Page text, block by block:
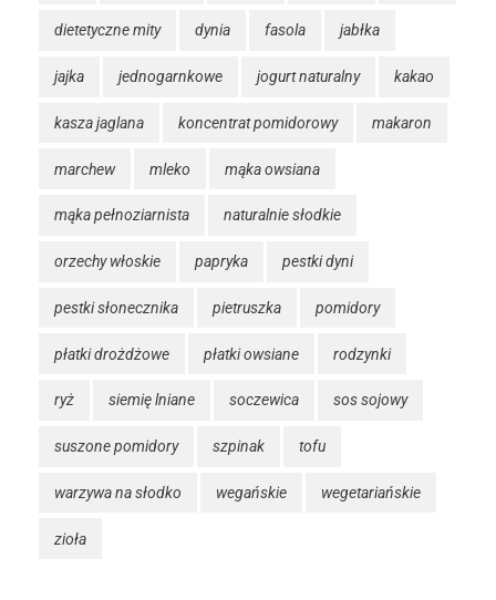
dietetyczne mity dynia fasola jabłka
jajka jednogarnkowe jogurt naturalny kakao
kasza jaglana koncentrat pomidorowy makaron
marchew mleko mąka owsiana
mąka pełnoziarnista naturalnie słodkie
orzechy włoskie papryka pestki dyni
pestki słonecznika pietruszka pomidory
płatki drożdżowe płatki owsiane rodzynki
ryż siemię lniane soczewica sos sojowy
suszone pomidory szpinak tofu
warzywa na słodko wegańskie wegetariańskie
zioła